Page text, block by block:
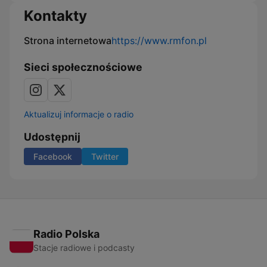
Kontakty
Strona internetowahttps://www.rmfon.pl
Sieci społecznościowe
Aktualizuj informacje o radio
Udostępnij
Facebook Twitter
Radio Polska
Stacje radiowe i podcasty